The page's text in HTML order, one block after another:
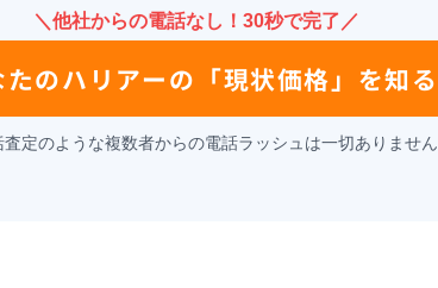
＼他社からの電話なし！30秒で完了／
たのハリアーの 「現状価格」を知る
定のような複数者からの電話ラッシュは一切ありません